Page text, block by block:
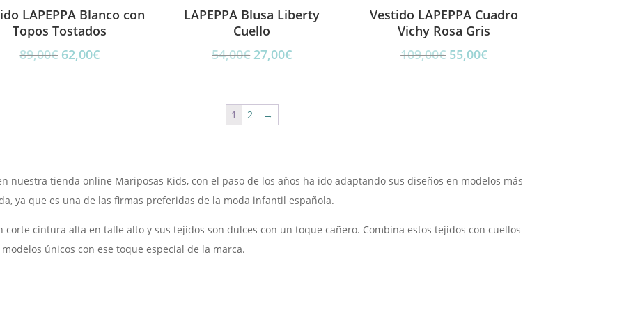
LAPEPPA Blanco con
Topos Tostados
89,00€ El
62,00€El
LAPEPPA Blusa Liberty
Cuello
54,00€ El
era:
54,00€.
27,00€El
Vestido LAPEPPA Cuadro
Vichy Rosa Gris
109,00€ El
55,00€El
1 2 →
nuestra tienda online Mariposas Kids, con el paso de los años ha ido adaptando sus diseños en modelos más
ya que es una de las firmas preferidas de la moda infantil española.
corte cintura alta en talle alto y sus tejidos son dulces con un toque cañero. Combina estos tejidos con cuellos
únicos con ese toque especial de la marca.